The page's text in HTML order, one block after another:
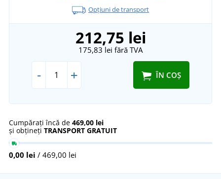
Opțiuni de transport
212,75 lei
175,83 lei fără TVA
- + ÎN COȘ
Cumpărați încă de 469,00 lei
și obțineți TRANSPORT GRATUIT
0,00 lei / 469,00 lei